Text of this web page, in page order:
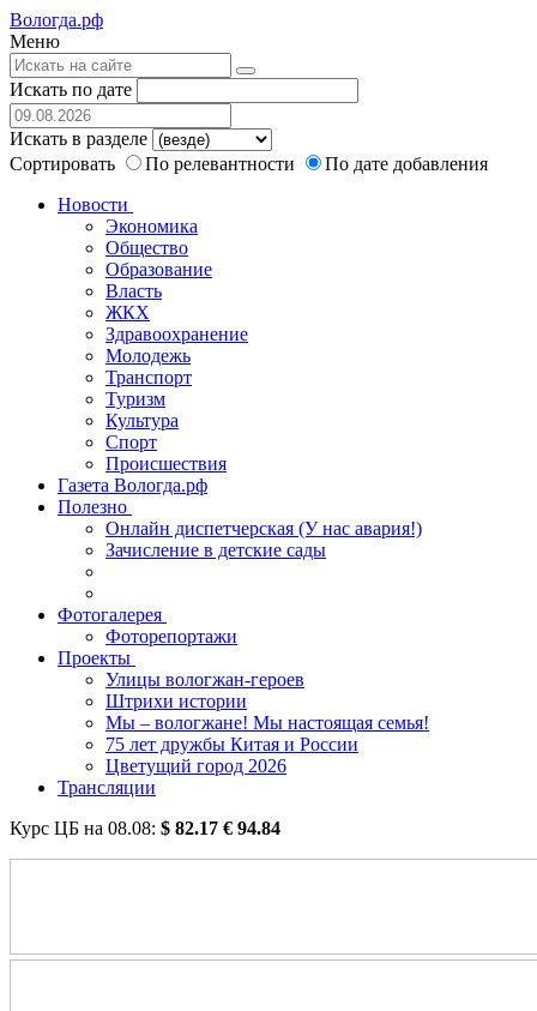
Вологда.рф
Меню
Искать по дате
Искать в разделе
Сортировать
По релевантности
По дате добавления
Новости
Экономика
Общество
Образование
Власть
ЖКХ
Здравоохранение
Молодежь
Транспорт
Туризм
Культура
Спорт
Происшествия
Газета Вологда.рф
Полезно
Онлайн диспетчерская (У нас авария!)
Зачисление в детские сады
Фотогалерея
Фоторепортажи
Проекты
Улицы вологжан-героев
Штрихи истории
Мы – вологжане! Мы настоящая семья!
75 лет дружбы Китая и России
Цветущий город 2026
Трансляции
Курс ЦБ на 08.08: $ 82.17 € 94.84